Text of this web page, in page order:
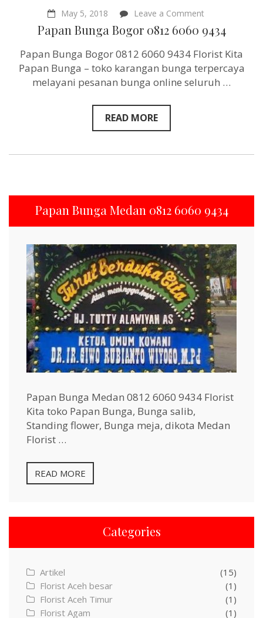
May 5, 2018 Leave a Commenton
Bunga
0812
9434
Papan Bunga Bogor 0812 6060 9434
Papan Bunga Bogor 0812 6060 9434 Florist Kita
Papan Bunga – toko karangan bunga terpercaya
melayani pesanan bunga online seluruh …
READ MORE
Papan Bunga Medan 0812 6060 9434
Papan Bunga Medan 0812 6060 9434 Florist
Kita toko Papan Bunga, Bunga salib,
Standing flower, Bunga meja, dikota Medan
Florist …
READ MORE
Categories
Artikel
(15)
Florist Aceh besar
(1)
Florist Aceh Timur
(1)
Florist Agam
(1)